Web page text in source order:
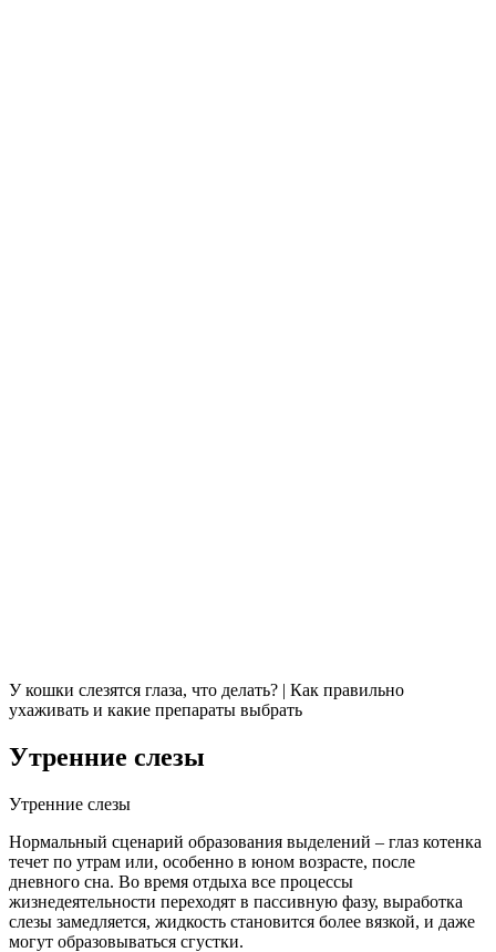
У кошки слезятся глаза, что делать? | Как правильно
ухаживать и какие препараты выбрать
Утренние слезы
Утренние слезы
Нормальный сценарий образования выделений – глаз котенка
течет по утрам или, особенно в юном возрасте, после
дневного сна. Во время отдыха все процессы
жизнедеятельности переходят в пассивную фазу, выработка
слезы замедляется, жидкость становится более вязкой, и даже
могут образовываться сгустки.